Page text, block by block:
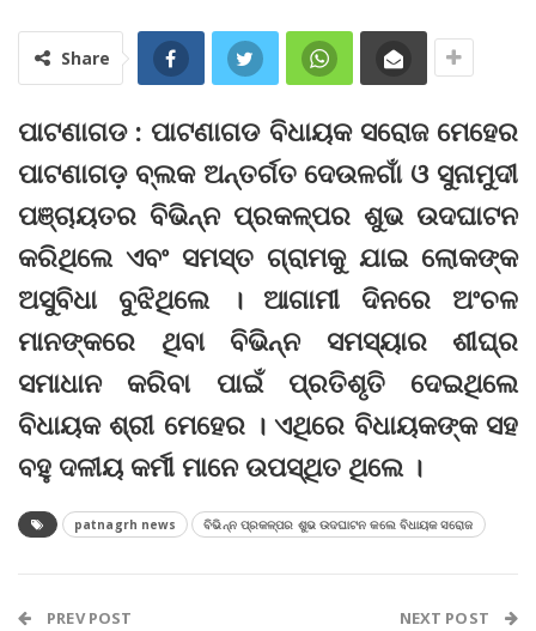
Share
ପାଟଣାଗଡ : ପାଟଣାଗଡ ବିଧାୟକ ସରୋଜ ମେହେର
ପାଟଣାଗଡ଼ ବ୍ଲକ ଅନ୍ତର୍ଗତ ଦେଉଳଗାଁ ଓ ସୁନାମୁଦୀ
ପଞ୍ଚାୟତର ବିଭିନ୍ନ ପ୍ରକଳ୍ପର ଶୁଭ ଉଦଘାଟନ
କରିଥିଲେ ଏବଂ ସମସ୍ତ ଗ୍ରାମକୁ ଯାଇ ଲୋକଙ୍କ
ଅସୁବିଧା ବୁଝିଥିଲେ । ଆଗାମୀ ଦିନରେ ଅଂଚଳ
ମାନଙ୍କରେ ଥିବା ବିଭିନ୍ନ ସମସ୍ୟାର ଶୀଘ୍ର
ସମାଧାନ କରିବା ପାଇଁ ପ୍ରତିଶୃତି ଦେଇଥିଲେ
ବିଧାୟକ ଶ୍ରୀ ମେହେର । ଏଥିରେ ବିଧାୟକଙ୍କ ସହ
ବହୁ ଦଳୀୟ କର୍ମୀ ମାନେ ଉପସ୍ଥିତ ଥିଲେ ।
patnagrh news ବିଭିନ୍ନ ପ୍ରକଳ୍ପର ଶୁଭ ଉଦଘାଟନ କଲେ ବିଧାୟକ ସରୋଜ
PREV POST NEXT POST